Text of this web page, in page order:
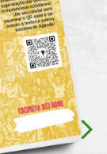
chevron_right